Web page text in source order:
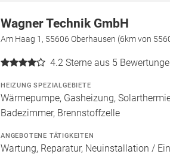
Wagner Technik GmbH
Am Haag 1, 55606 Oberhausen (6km von
4.2 Sterne aus 5
HEIZUNG SPEZIALGEBIETE
Wärmepumpe, Gasheizung,
Badezimmer, Brennstoffzelle
ANGEBOTENE TÄTIGKEITEN
Wartung, Reparatur, Neuinstallation /